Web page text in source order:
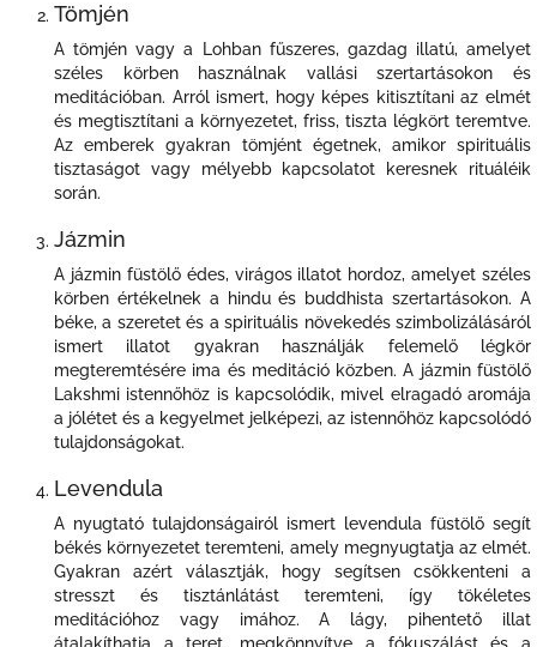
Tömjén
A tömjén vagy a Lohban fűszeres, gazdag illatú, amelyet
széles körben használnak vallási szertartásokon és
meditációban. Arról ismert, hogy képes kitisztítani az elmét
és megtisztítani a környezetet, friss, tiszta légkört teremtve.
Az emberek gyakran tömjént égetnek, amikor spirituális
tisztaságot vagy mélyebb kapcsolatot keresnek rituáléik
során.
Jázmin
A jázmin füstölő édes, virágos illatot hordoz, amelyet széles
körben értékelnek a hindu és buddhista szertartásokon. A
béke, a szeretet és a spirituális növekedés szimbolizálásáról
ismert illatot gyakran használják felemelő légkör
megteremtésére ima és meditáció közben. A jázmin füstölő
Lakshmi istennőhöz is kapcsolódik, mivel elragadó aromája
a jólétet és a kegyelmet jelképezi, az istennőhöz kapcsolódó
tulajdonságokat.
Levendula
A nyugtató tulajdonságairól ismert levendula füstölő segít
békés környezetet teremteni, amely megnyugtatja az elmét.
Gyakran azért választják, hogy segítsen csökkenteni a
stresszt és tisztánlátást teremteni, így tökéletes
meditációhoz vagy imához. A lágy, pihentető illat